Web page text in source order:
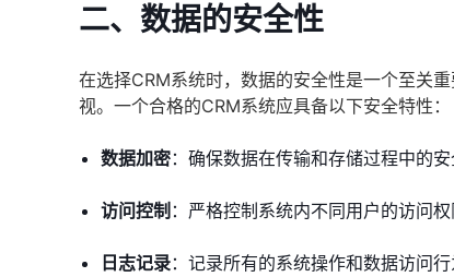
二、数据的安全性
在选择CRM系统时，数据的安全性是一个至关
视。一个合格的CRM系统应具备以下安全特性：
数据加密：确保数据在传输和存储过程中的安
访问控制 ：严格控制系统内不同用户的访问
日志记录：记录所有的系统操作和数据访问行